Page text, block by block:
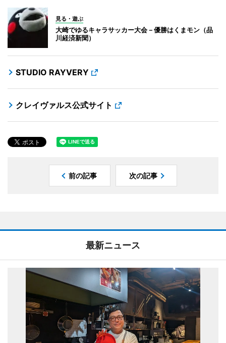
見る・遊ぶ
大崎でゆるキャラサッカー大会－優勝はくまモン（品
川経済新聞）
STUDIO RAYVERY
クレイヴァルス公式サイト
前の記事 次の記事
最新ニュース